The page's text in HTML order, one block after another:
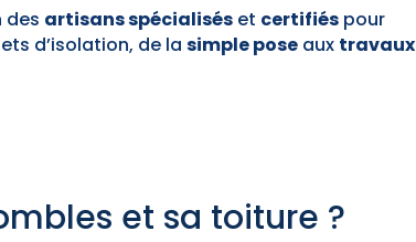
des artisans spécialisés et certifiés pour
d’isolation, de lasimple pose aux travaux
et sa toiture ?